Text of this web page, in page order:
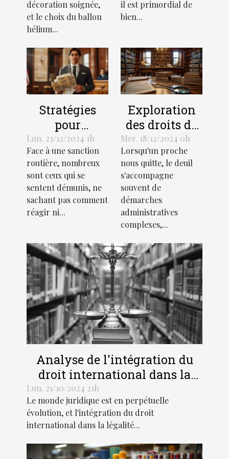
événement
décoration soignée,
et le choix du ballon
hélium...
il est primordial de
bien...
Stratégies
pour
contester
efficacement
une amende
routière
Lun. 23/12/2024 1h
Face à une sanction
routière, nombreux
sont ceux qui se
sentent démunis, ne
sachant pas comment
réagir ni...
Exploration
des droits de
succession et
héritage selon
la loi
française
Mer. 18/12/2024 0h
Lorsqu'un proche
nous quitte, le deuil
s'accompagne
souvent de
démarches
administratives
complexes,...
Analyse de l'intégration du
droit international dans la
légalité pénale moderne
Lun. 21/10/2024 21h
Le monde juridique est en perpétuelle
évolution, et l'intégration du droit
international dans la légalité...